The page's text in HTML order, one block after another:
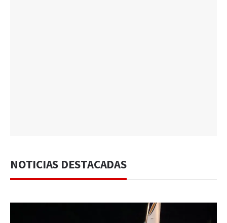
NOTICIAS DESTACADAS